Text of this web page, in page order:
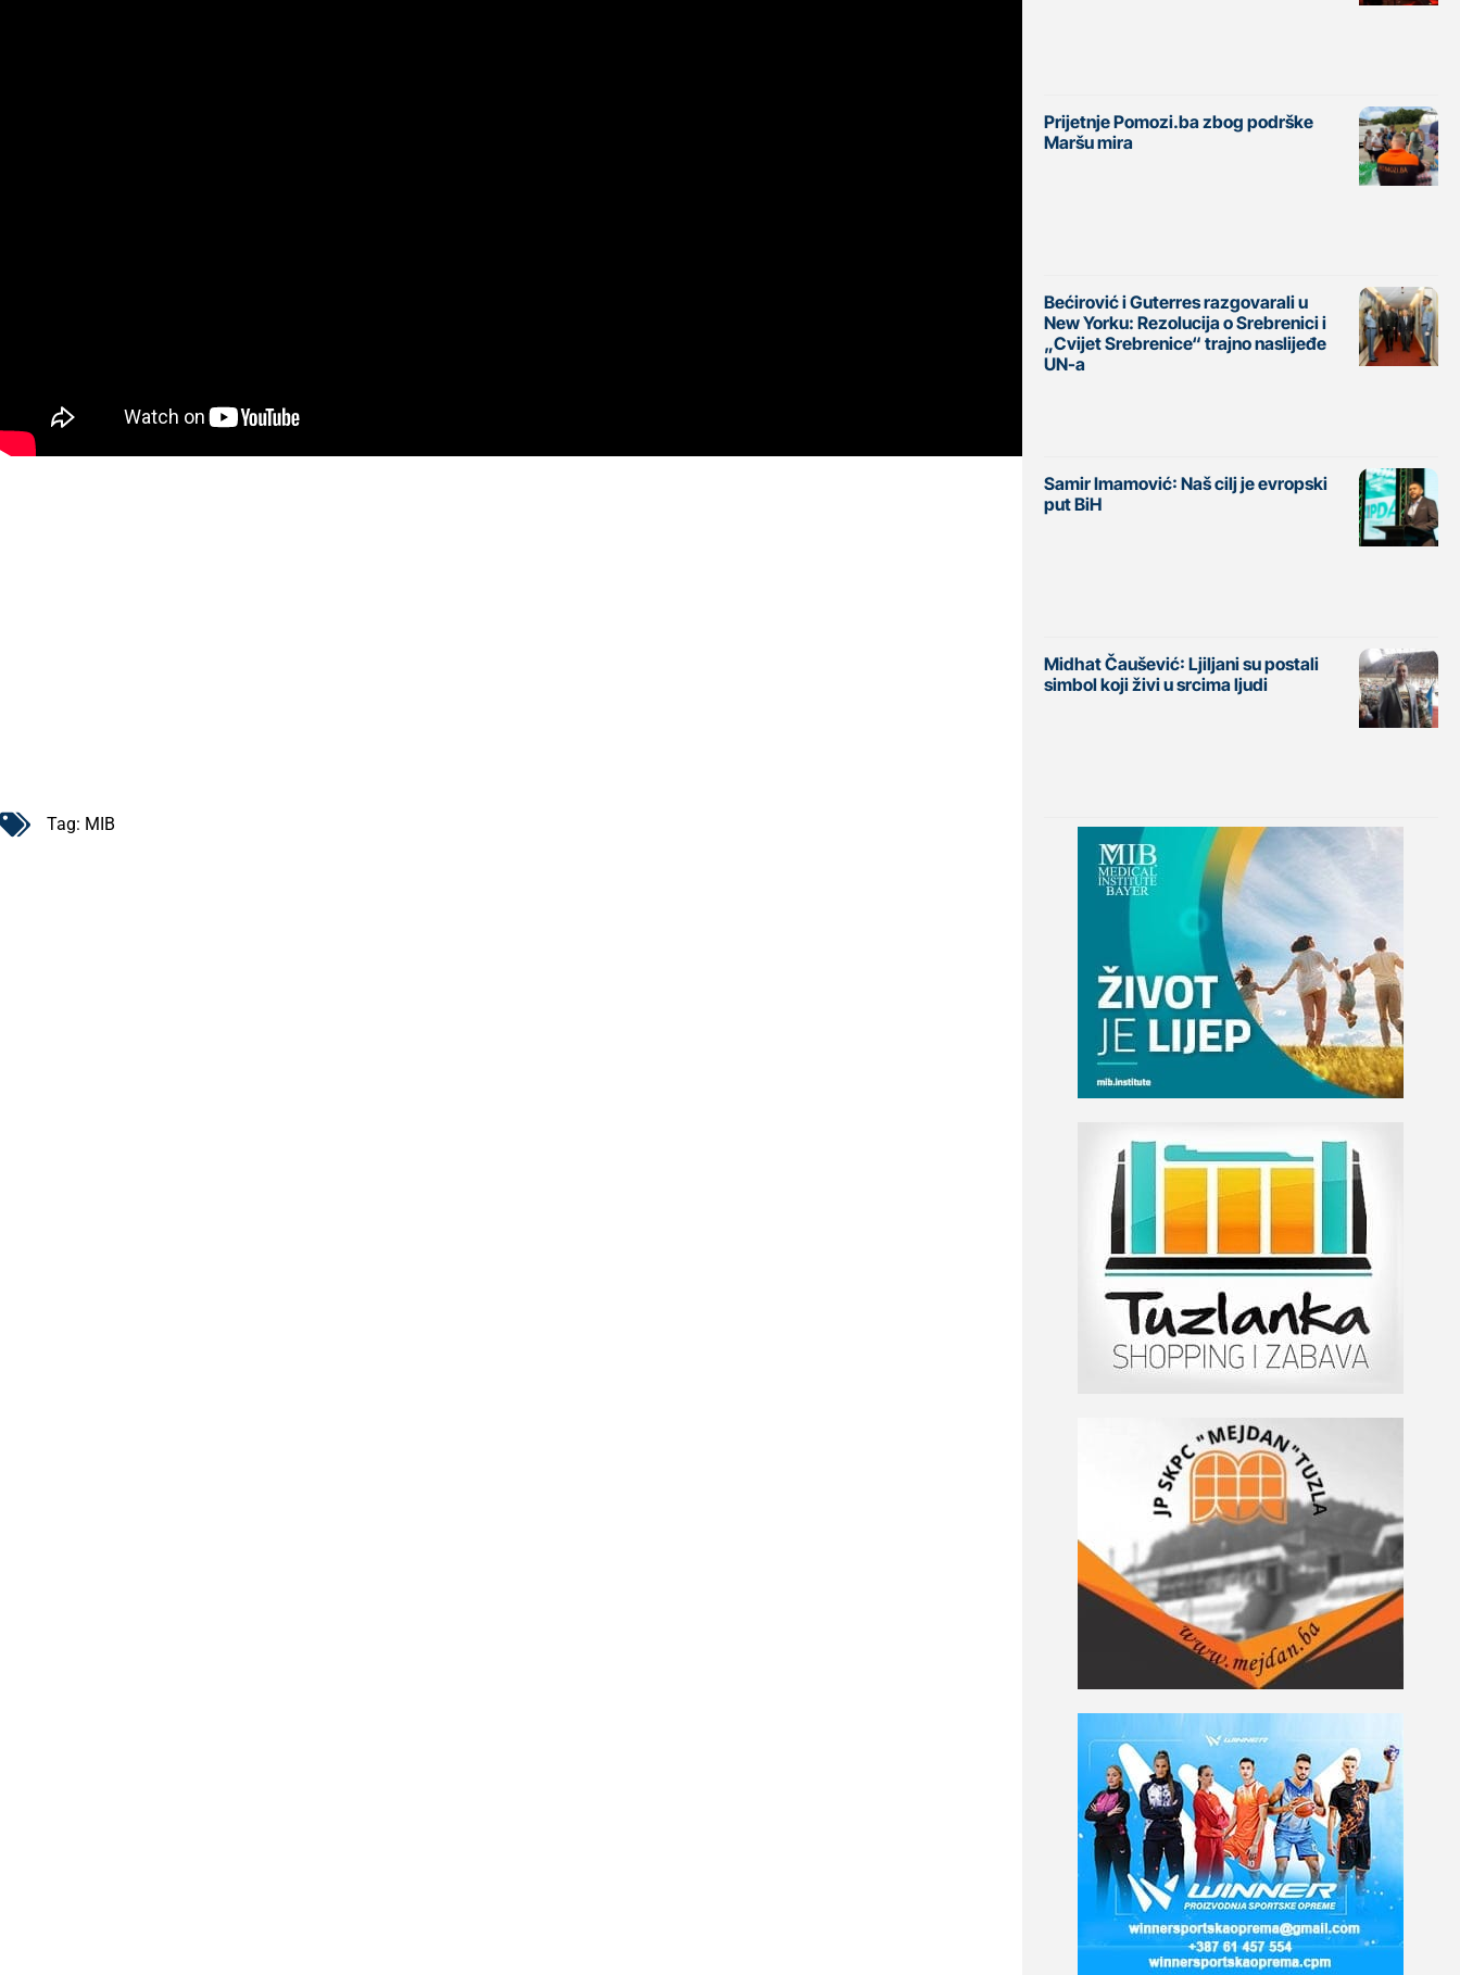
Tag: MIB
Prijetnje Pomozi.ba zbog podrške
Maršu mira
Bećirović i Guterres razgovarali u
New Yorku: Rezolucija o Srebrenici i
„Cvijet Srebrenice“ trajno naslijeđe
UN-a
Samir Imamović: Naš cilj je evropski
put BiH
Midhat Čaušević: Ljiljani su postali
simbol koji živi u srcima ljudi